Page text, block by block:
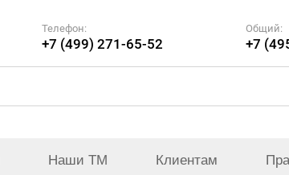
Телефон:
+7 (499) 271-65-52
Общий:
+7
Наши ТМ Клиентам